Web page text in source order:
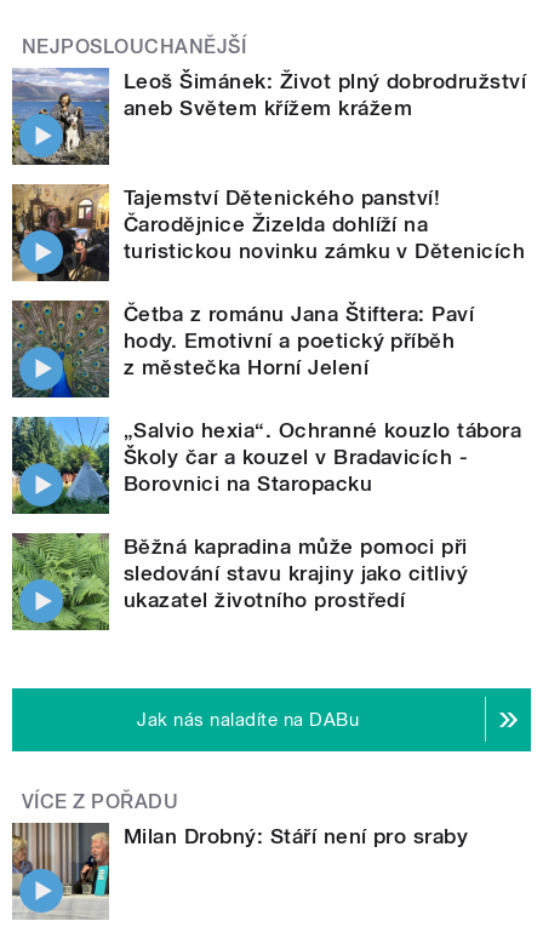
NEJPOSLOUCHANĚJŠÍ
Leoš Šimánek: Život plný dobrodružství
aneb Světem křížem krážem
Tajemství Dětenického panství!
Čarodějnice Žizelda dohlíží na
turistickou novinku zámku v Dětenicích
Četba z románu Jana Štiftera: Paví
hody. Emotivní a poetický příběh
z městečka Horní Jelení
„Salvio hexia“. Ochranné kouzlo tábora
Školy čar a kouzel v Bradavicích -
Borovnici na Staropacku
Běžná kapradina může pomoci při
sledování stavu krajiny jako citlivý
ukazatel životního prostředí
Jak nás naladíte na DABu
VÍCE Z POŘADU
Milan Drobný: Stáří není pro sraby